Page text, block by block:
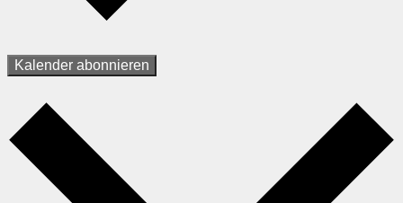
Kalender abonnieren